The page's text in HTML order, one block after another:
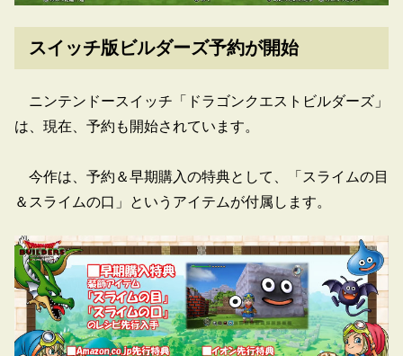
スイッチ版ビルダーズ予約が開始
ニンテンドースイッチ「ドラゴンクエストビルダーズ」
は、現在、予約も開始されています。
今作は、予約＆早期購入の特典として、「スライムの目
＆スライムの口」というアイテムが付属します。